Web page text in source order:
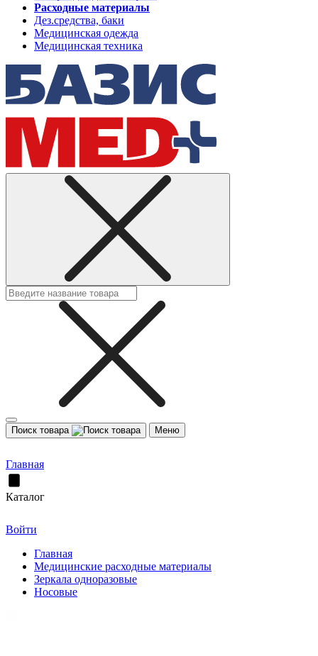
Расходные материалы
Дез.средства, баки
Медицинская одежда
Медицинская техника
Поиск товара Меню
Главная
Каталог
Войти
Главная
Медицинские расходные материалы
Зеркала одноразовые
Носовые